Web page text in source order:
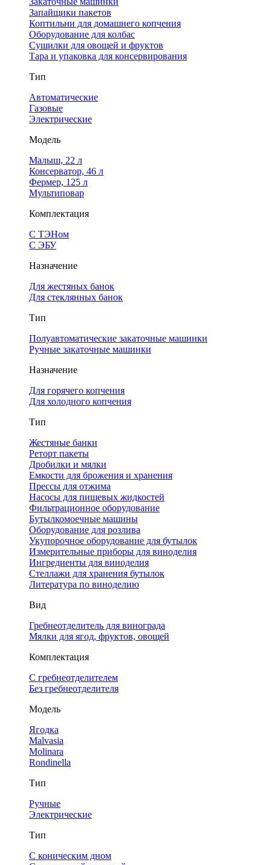
Запайщики пакетов
Коптильни для домашнего копчения
Оборудование для колбас
Сушилки для овощей и фруктов
Тара и упаковка для консервирования
Тип
Автоматические
Газовые
Электрические
Модель
Малыш, 22 л
Консерватор, 46 л
Фермер, 125 л
Мультиповар
Комплектация
С ТЭНом
С ЭБУ
Назначение
Для жестяных банок
Для стеклянных банок
Тип
Полуавтоматические закаточные машинки
Ручные закаточные машинки
Назначение
Для горячего копчения
Для холодного копчения
Тип
Жестяные банки
Реторт пакеты
Дробилки и мялки
Емкости для брожения и хранения
Прессы для отжима
Насосы для пищевых жидкостей
Фильтрационное оборудование
Бутылкомоечные машины
Оборудование для розлива
Укупорочное оборудование для бутылок
Измерительные приборы для виноделия
Ингредиенты для виноделия
Стеллажи для хранения бутылок
Литература по виноделию
Вид
Гребнеотделитель для винограда
Мялки для ягод, фруктов, овощей
Комплектация
С гребнеотделителем
Без гребнеотделителя
Модель
Ягодка
Malvasia
Molinara
Rondinella
Тип
Ручные
Электрические
Тип
С коническим дном